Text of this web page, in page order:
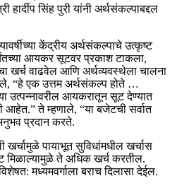
सिंह पुरी यांनी अर्थसंकल्पाबद्दल
केंद्रीय अर्थसंकल्पाचे उत्कृष्ट
आयकर सूटवर प्रकाश टाकला,
खर्च वाढवेल आणि अर्थव्यवस्थेला चालना
“हे एक उत्तम अर्थसंकल्प होते …
उत्पन्नावरील आयकरातून सूट देण्यात
ते म्हणाले, “या बजेटची सर्वात
प्रदान करते.
पायाभूत सुविधांमधील खर्चास
मिळाल्यामुळे ते अधिक खर्च करतील.
मध्यमवर्गाला बराच दिलासा देईल.